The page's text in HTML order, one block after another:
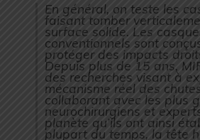
En général, on teste les
faisant tomber
surface solide. Les
conventionnels sont
protéger des impacts
Depuis plus de 15 ans,
des recherches visant à
mécanisme réel des
collaborant avec les plus
neurochirurgiens et
planète qu’ils ont ainsi
plupart du temps, la tête